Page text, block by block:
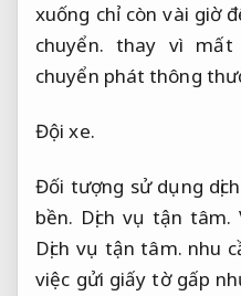
xuống chỉ còn vài giờ
chuyển. thay vì mất
chuyển phát thông
Đội xe.
Đối tượng sử dụng
bền. Dịch vụ tận tâm.
Dịch vụ tận tâm. nhu
việc gửi giấy tờ gấp